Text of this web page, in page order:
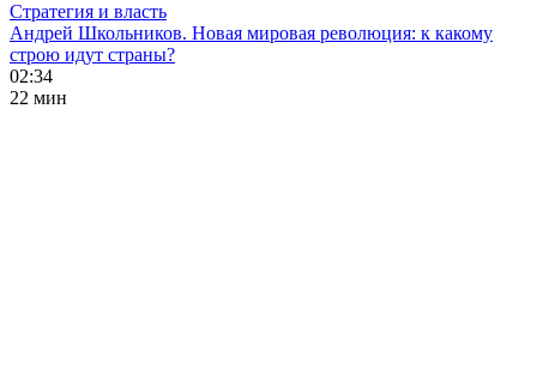
Стратегия и власть
Андрей Школьников. Новая мировая революция: к какому
строю идут страны?
02:34
22 мин